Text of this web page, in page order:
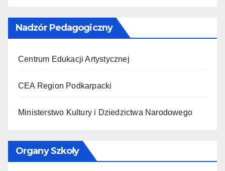
Nadzór Pedagogiczny
Centrum Edukacji Artystycznej
CEA Region Podkarpacki
Ministerstwo Kultury i Dziedzictwa Narodowego
Organy Szkoły